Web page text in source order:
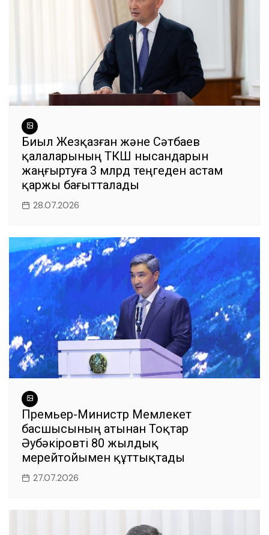
Биыл Жезқазған және Сәтбаев
қалаларының ТКШ нысандарын
жаңғыртуға 3 млрд теңгеден астам
қаржы бағытталады
28.07.2026
Премьер-Министр Мемлекет
басшысының атынан Тоқтар
Әубәкіровті 80 жылдық
мерейтойымен құттықтады
27.07.2026